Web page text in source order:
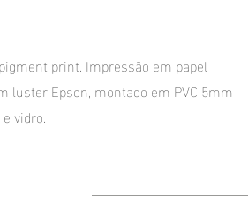
print. Impressão em papel
luster Epson, montado em PVC 5mm
vidro.